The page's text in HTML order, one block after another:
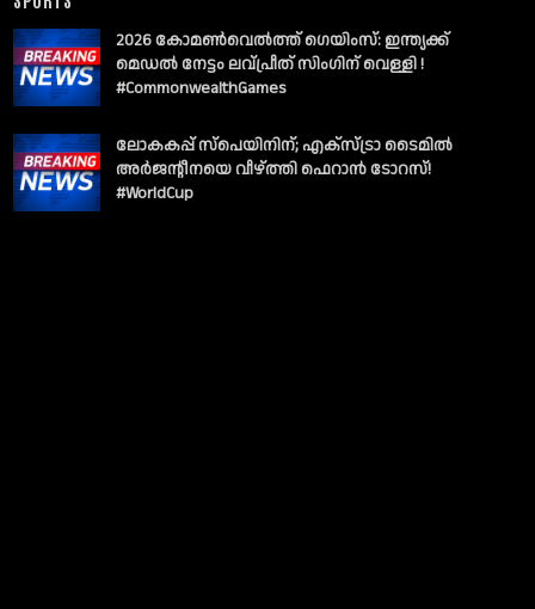
2026 കോമൺവെൽത്ത് ഗെയിംസ്: ഇന്ത്യക്ക്
മെഡൽ നേട്ടം ലവ്പ്രീത് സിംഗിന് വെള്ളി !
#CommonwealthGames
ലോകകപ്പ് സ്പെയിനിന്; എക്സ്ട്രാ ടൈമിൽ
അർജന്റീനയെ വീഴ്ത്തി ഫെറാൻ ടോറസ്!
#WorldCup